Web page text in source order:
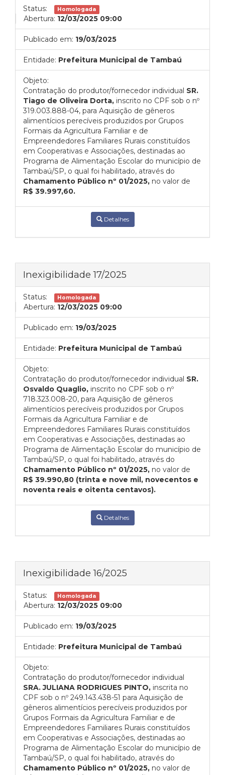
Status: Homologada
Abertura: 12/03/2025 09:00
Publicado em: 19/03/2025
Entidade: Prefeitura Municipal de Tambaú
Objeto:
Contratação do produtor/fornecedor individual SR.
Tiago de Oliveira Dorta, inscrito no CPF sob o nº
319.003.888-04, para Aquisição de gêneros
alimentícios perecíveis produzidos por Grupos
Formais da Agricultura Familiar e de
Empreendedores Familiares Rurais constituídos
em Cooperativas e Associações, destinadas ao
Programa de Alimentação Escolar do município de
Tambaú/SP, o qual foi habilitado, através do
Chamamento Público nº 01/2025, no valor de
R$ 39.997,60.
Detalhes
Inexigibilidade 17/2025
Status: Homologada
Abertura: 12/03/2025 09:00
Publicado em: 19/03/2025
Entidade: Prefeitura Municipal de Tambaú
Objeto:
Contratação do produtor/fornecedor individual SR.
Osvaldo Quaglio, inscrito no CPF sob o nº
718.323.008-20, para Aquisição de gêneros
alimentícios perecíveis produzidos por Grupos
Formais da Agricultura Familiar e de
Empreendedores Familiares Rurais constituídos
em Cooperativas e Associações, destinadas ao
Programa de Alimentação Escolar do município de
Tambaú/SP, o qual foi habilitado, através do
Chamamento Público nº 01/2025, no valor de
R$ 39.990,80 (trinta e nove mil, novecentos e
noventa reais e oitenta centavos).
Detalhes
Inexigibilidade 16/2025
Status: Homologada
Abertura: 12/03/2025 09:00
Publicado em: 19/03/2025
Entidade: Prefeitura Municipal de Tambaú
Objeto:
Contratação do produtor/fornecedor individual
SRA. JULIANA RODRIGUES PINTO, inscrita no
CPF sob o nº 249.143.438-51 para Aquisição de
gêneros alimentícios perecíveis produzidos por
Grupos Formais da Agricultura Familiar e de
Empreendedores Familiares Rurais constituídos
em Cooperativas e Associações, destinadas ao
Programa de Alimentação Escolar do município de
Tambaú/SP, o qual foi habilitado, através do
Chamamento Público nº 01/2025, no valor de